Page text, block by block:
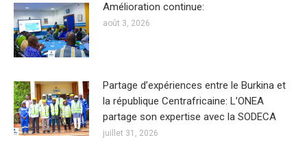
Amélioration continue:
août 3, 2026
Partage d’expériences entre le Burkina et
la république Centrafricaine: L’ONEA
partage son expertise avec la SODECA
juillet 31, 2026